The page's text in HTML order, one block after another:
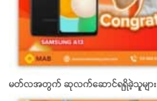
မတ်လအတွက် ဆုလက်ဆောင်ရရှိခဲ့သူများ